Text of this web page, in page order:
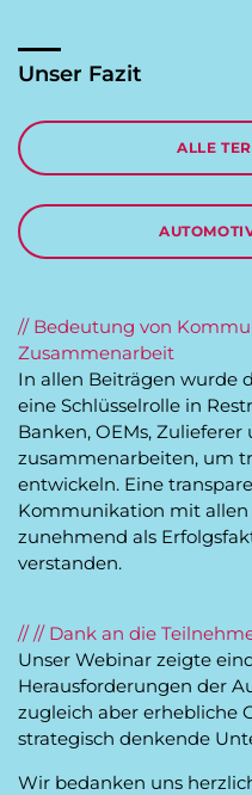
Unser Fazit
ALLE
// Bedeutung von
Zusammenarbeit
In allen Beiträgen wurde
eine Schlüsselrolle in
Banken, OEMs,
zusammenarbeiten, um
entwickeln. Eine
Kommunikation mit allen
zunehmend als
verstanden.
// // Dank an die
Unser Webinar zeigte
Herausforderungen der
zugleich aber erhebliche
strategisch denkende
Wir bedanken uns